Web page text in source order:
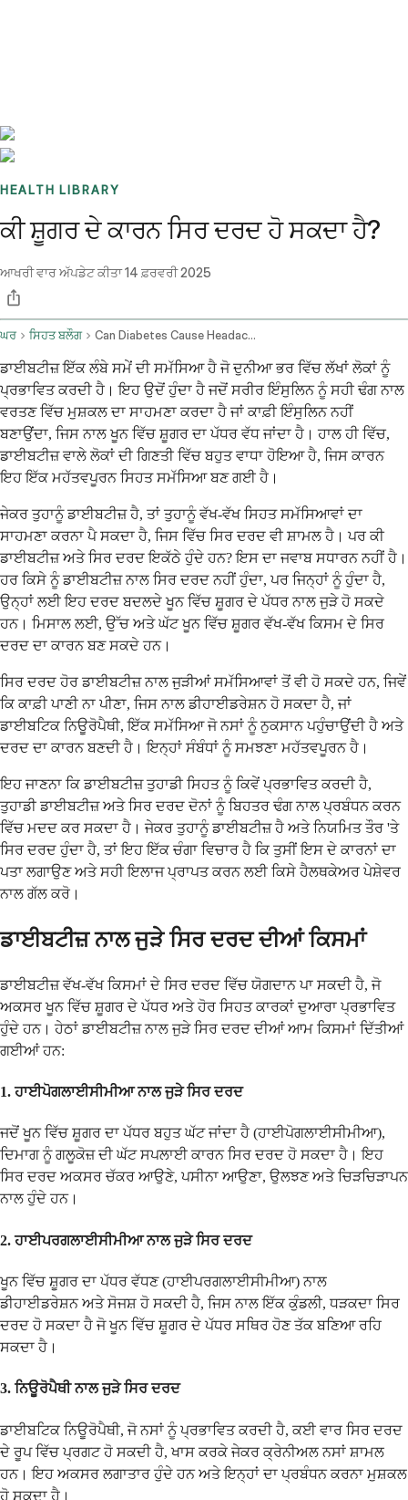
HEALTH LIBRARY
ਕੀ ਸ਼ੂਗਰ ਦੇ ਕਾਰਨ ਸਿਰ ਦਰਦ ਹੋ ਸਕਦਾ ਹੈ?
ਆਖਰੀ ਵਾਰ ਅੱਪਡੇਟ ਕੀਤਾ14 ਫ਼ਰਵਰੀ 2025
ਘਰ ਸਿਹਤ ਬਲੌਗ Can Diabetes Cause Headaches
ਡਾਈਬਟੀਜ਼ ਇੱਕ ਲੰਬੇ ਸਮੇਂ ਦੀ ਸਮੱਸਿਆ ਹੈ ਜੋ ਦੁਨੀਆ ਭਰ ਵਿੱਚ ਲੱਖਾਂ ਲੋਕਾਂ ਨੂੰ
ਪ੍ਰਭਾਵਿਤ ਕਰਦੀ ਹੈ। ਇਹ ਉਦੋਂ ਹੁੰਦਾ ਹੈ ਜਦੋਂ ਸਰੀਰ ਇੰਸੁਲਿਨ ਨੂੰ ਸਹੀ ਢੰਗ ਨਾਲ
ਵਰਤਣ ਵਿੱਚ ਮੁਸ਼ਕਲ ਦਾ ਸਾਹਮਣਾ ਕਰਦਾ ਹੈ ਜਾਂ ਕਾਫ਼ੀ ਇੰਸੁਲਿਨ ਨਹੀਂ
ਬਣਾਉਂਦਾ, ਜਿਸ ਨਾਲ ਖੂਨ ਵਿੱਚ ਸ਼ੂਗਰ ਦਾ ਪੱਧਰ ਵੱਧ ਜਾਂਦਾ ਹੈ। ਹਾਲ ਹੀ ਵਿੱਚ,
ਡਾਈਬਟੀਜ਼ ਵਾਲੇ ਲੋਕਾਂ ਦੀ ਗਿਣਤੀ ਵਿੱਚ ਬਹੁਤ ਵਾਧਾ ਹੋਇਆ ਹੈ, ਜਿਸ ਕਾਰਨ
ਇਹ ਇੱਕ ਮਹੱਤਵਪੂਰਨ ਸਿਹਤ ਸਮੱਸਿਆ ਬਣ ਗਈ ਹੈ।
ਜੇਕਰ ਤੁਹਾਨੂੰ ਡਾਈਬਟੀਜ਼ ਹੈ, ਤਾਂ ਤੁਹਾਨੂੰ ਵੱਖ-ਵੱਖ ਸਿਹਤ ਸਮੱਸਿਆਵਾਂ ਦਾ
ਸਾਹਮਣਾ ਕਰਨਾ ਪੈ ਸਕਦਾ ਹੈ, ਜਿਸ ਵਿੱਚ ਸਿਰ ਦਰਦ ਵੀ ਸ਼ਾਮਲ ਹੈ। ਪਰ ਕੀ
ਡਾਈਬਟੀਜ਼ ਅਤੇ ਸਿਰ ਦਰਦ ਇਕੱਠੇ ਹੁੰਦੇ ਹਨ? ਇਸ ਦਾ ਜਵਾਬ ਸਧਾਰਨ ਨਹੀਂ ਹੈ।
ਹਰ ਕਿਸੇ ਨੂੰ ਡਾਈਬਟੀਜ਼ ਨਾਲ ਸਿਰ ਦਰਦ ਨਹੀਂ ਹੁੰਦਾ, ਪਰ ਜਿਨ੍ਹਾਂ ਨੂੰ ਹੁੰਦਾ ਹੈ,
ਉਨ੍ਹਾਂ ਲਈ ਇਹ ਦਰਦ ਬਦਲਦੇ ਖੂਨ ਵਿੱਚ ਸ਼ੂਗਰ ਦੇ ਪੱਧਰ ਨਾਲ ਜੁੜੇ ਹੋ ਸਕਦੇ
ਹਨ। ਮਿਸਾਲ ਲਈ, ਉੱਚ ਅਤੇ ਘੱਟ ਖੂਨ ਵਿੱਚ ਸ਼ੂਗਰ ਵੱਖ-ਵੱਖ ਕਿਸਮ ਦੇ ਸਿਰ
ਦਰਦ ਦਾ ਕਾਰਨ ਬਣ ਸਕਦੇ ਹਨ।
ਸਿਰ ਦਰਦ ਹੋਰ ਡਾਈਬਟੀਜ਼ ਨਾਲ ਜੁੜੀਆਂ ਸਮੱਸਿਆਵਾਂ ਤੋਂ ਵੀ ਹੋ ਸਕਦੇ ਹਨ, ਜਿਵੇਂ
ਕਿ ਕਾਫ਼ੀ ਪਾਣੀ ਨਾ ਪੀਣਾ, ਜਿਸ ਨਾਲ ਡੀਹਾਈਡਰੇਸ਼ਨ ਹੋ ਸਕਦਾ ਹੈ, ਜਾਂ
ਡਾਈਬਟਿਕ ਨਿਊਰੋਪੈਥੀ, ਇੱਕ ਸਮੱਸਿਆ ਜੋ ਨਸਾਂ ਨੂੰ ਨੁਕਸਾਨ ਪਹੁੰਚਾਉਂਦੀ ਹੈ ਅਤੇ
ਦਰਦ ਦਾ ਕਾਰਨ ਬਣਦੀ ਹੈ। ਇਨ੍ਹਾਂ ਸੰਬੰਧਾਂ ਨੂੰ ਸਮਝਣਾ ਮਹੱਤਵਪੂਰਨ ਹੈ।
ਇਹ ਜਾਣਨਾ ਕਿ ਡਾਈਬਟੀਜ਼ ਤੁਹਾਡੀ ਸਿਹਤ ਨੂੰ ਕਿਵੇਂ ਪ੍ਰਭਾਵਿਤ ਕਰਦੀ ਹੈ,
ਤੁਹਾਡੀ ਡਾਈਬਟੀਜ਼ ਅਤੇ ਸਿਰ ਦਰਦ ਦੋਨਾਂ ਨੂੰ ਬਿਹਤਰ ਢੰਗ ਨਾਲ ਪ੍ਰਬੰਧਨ ਕਰਨ
ਵਿੱਚ ਮਦਦ ਕਰ ਸਕਦਾ ਹੈ। ਜੇਕਰ ਤੁਹਾਨੂੰ ਡਾਈਬਟੀਜ਼ ਹੈ ਅਤੇ ਨਿਯਮਿਤ ਤੌਰ 'ਤੇ
ਸਿਰ ਦਰਦ ਹੁੰਦਾ ਹੈ, ਤਾਂ ਇਹ ਇੱਕ ਚੰਗਾ ਵਿਚਾਰ ਹੈ ਕਿ ਤੁਸੀਂ ਇਸ ਦੇ ਕਾਰਨਾਂ ਦਾ
ਪਤਾ ਲਗਾਉਣ ਅਤੇ ਸਹੀ ਇਲਾਜ ਪ੍ਰਾਪਤ ਕਰਨ ਲਈ ਕਿਸੇ ਹੈਲਥਕੇਅਰ ਪੇਸ਼ੇਵਰ
ਨਾਲ ਗੱਲ ਕਰੋ।
ਡਾਈਬਟੀਜ਼ ਨਾਲ ਜੁੜੇ ਸਿਰ ਦਰਦ ਦੀਆਂ ਕਿਸਮਾਂ
ਡਾਈਬਟੀਜ਼ ਵੱਖ-ਵੱਖ ਕਿਸਮਾਂ ਦੇ ਸਿਰ ਦਰਦ ਵਿੱਚ ਯੋਗਦਾਨ ਪਾ ਸਕਦੀ ਹੈ, ਜੋ
ਅਕਸਰ ਖੂਨ ਵਿੱਚ ਸ਼ੂਗਰ ਦੇ ਪੱਧਰ ਅਤੇ ਹੋਰ ਸਿਹਤ ਕਾਰਕਾਂ ਦੁਆਰਾ ਪ੍ਰਭਾਵਿਤ
ਹੁੰਦੇ ਹਨ। ਹੇਠਾਂ ਡਾਈਬਟੀਜ਼ ਨਾਲ ਜੁੜੇ ਸਿਰ ਦਰਦ ਦੀਆਂ ਆਮ ਕਿਸਮਾਂ ਦਿੱਤੀਆਂ
ਗਈਆਂ ਹਨ:
1.ਹਾਈਪੋਗਲਾਈਸੀਮੀਆ ਨਾਲ ਜੁੜੇ ਸਿਰ ਦਰਦ
ਜਦੋਂ ਖੂਨ ਵਿੱਚ ਸ਼ੂਗਰ ਦਾ ਪੱਧਰ ਬਹੁਤ ਘੱਟ ਜਾਂਦਾ ਹੈ (ਹਾਈਪੋਗਲਾਈਸੀਮੀਆ),
ਦਿਮਾਗ ਨੂੰ ਗਲੂਕੋਜ਼ ਦੀ ਘੱਟ ਸਪਲਾਈ ਕਾਰਨ ਸਿਰ ਦਰਦ ਹੋ ਸਕਦਾ ਹੈ। ਇਹ
ਸਿਰ ਦਰਦ ਅਕਸਰ ਚੱਕਰ ਆਉਣੇ, ਪਸੀਨਾ ਆਉਣਾ, ਉਲਝਣ ਅਤੇ ਚਿੜਚਿੜਾਪਨ
ਨਾਲ ਹੁੰਦੇ ਹਨ।
2.ਹਾਈਪਰਗਲਾਈਸੀਮੀਆ ਨਾਲ ਜੁੜੇ ਸਿਰ ਦਰਦ
ਖੂਨ ਵਿੱਚ ਸ਼ੂਗਰ ਦਾ ਪੱਧਰ ਵੱਧਣ (ਹਾਈਪਰਗਲਾਈਸੀਮੀਆ) ਨਾਲ
ਡੀਹਾਈਡਰੇਸ਼ਨ ਅਤੇ ਸੋਜਸ਼ ਹੋ ਸਕਦੀ ਹੈ, ਜਿਸ ਨਾਲ ਇੱਕ ਕੁੰਡਲੀ, ਧੜਕਦਾ ਸਿਰ
ਦਰਦ ਹੋ ਸਕਦਾ ਹੈ ਜੋ ਖੂਨ ਵਿੱਚ ਸ਼ੂਗਰ ਦੇ ਪੱਧਰ ਸਥਿਰ ਹੋਣ ਤੱਕ ਬਣਿਆ ਰਹਿ
ਸਕਦਾ ਹੈ।
3. ਨਿਊਰੋਪੈਥੀ ਨਾਲ ਜੁੜੇ ਸਿਰ ਦਰਦ
ਡਾਈਬਟਿਕ ਨਿਊਰੋਪੈਥੀ, ਜੋ ਨਸਾਂ ਨੂੰ ਪ੍ਰਭਾਵਿਤ ਕਰਦੀ ਹੈ, ਕਈ ਵਾਰ ਸਿਰ ਦਰਦ
ਦੇ ਰੂਪ ਵਿੱਚ ਪ੍ਰਗਟ ਹੋ ਸਕਦੀ ਹੈ, ਖਾਸ ਕਰਕੇ ਜੇਕਰ ਕ੍ਰੇਨੀਅਲ ਨਸਾਂ ਸ਼ਾਮਲ
ਹਨ। ਇਹ ਅਕਸਰ ਲਗਾਤਾਰ ਹੁੰਦੇ ਹਨ ਅਤੇ ਇਨ੍ਹਾਂ ਦਾ ਪ੍ਰਬੰਧਨ ਕਰਨਾ ਮੁਸ਼ਕਲ
ਹੋ ਸਕਦਾ ਹੈ।